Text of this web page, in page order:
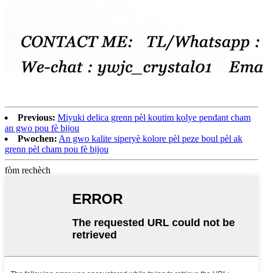
Previous: Miyuki delica grenn pèl koutim kolye pendant cham
an gwo pou fè bijou
Pwochen: An gwo kalite siperyè kolore pèl peze boul pèl ak
grenn pèl cham pou fè bijou
fòm rechèch